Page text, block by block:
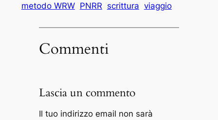
metodo WRW PNRR scrittura viaggio
Commenti
Lascia un commento
Il tuo indirizzo email non sarà